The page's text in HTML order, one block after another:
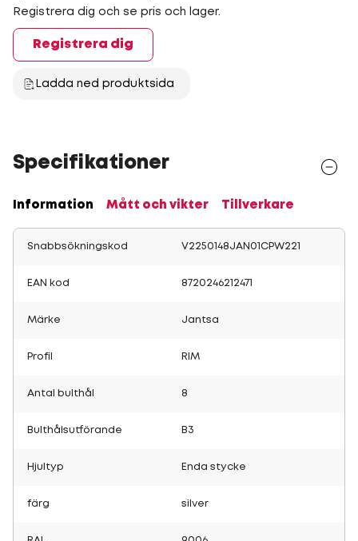
Registrera dig och se pris och lager.
Registrera dig
Ladda ned produktsida
Specifikationer
Information Mått och vikter Tillverkare
Snabbsökningskod V2250148JAN01CPW221
EAN kod 8720246212471
Märke Jantsa
Profil RIM
Antal bulthål 8
Bulthålsutförande B3
Hjultyp Enda stycke
färg silver